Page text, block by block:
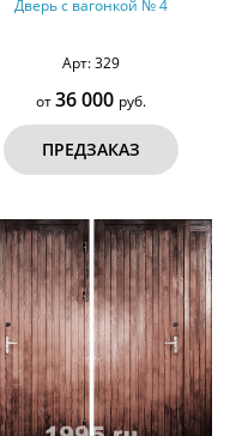
Дверь с вагонкой № 4
Арт: 329
от36 000 руб.
ПРЕДЗАКАЗ